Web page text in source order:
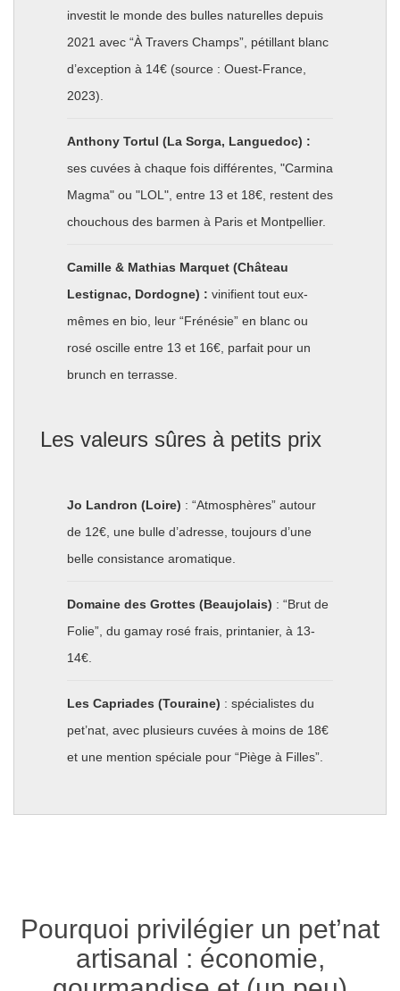
investit le monde des bulles naturelles depuis
2021 avec “À Travers Champs”, pétillant blanc
d’exception à 14€ (source : Ouest-France,
2023).
Anthony Tortul (La Sorga, Languedoc) :
ses cuvées à chaque fois différentes, "Carmina
Magma" ou "LOL", entre 13 et 18€, restent des
chouchous des barmen à Paris et Montpellier.
Camille & Mathias Marquet (Château
Lestignac, Dordogne) : vinifient tout eux-
mêmes en bio, leur “Frénésie” en blanc ou
rosé oscille entre 13 et 16€, parfait pour un
brunch en terrasse.
Les valeurs sûres à petits prix
Jo Landron (Loire) : “Atmosphères” autour
de 12€, une bulle d’adresse, toujours d’une
belle consistance aromatique.
Domaine des Grottes (Beaujolais) : “Brut de
Folie”, du gamay rosé frais, printanier, à 13-
14€.
Les Capriades (Touraine) : spécialistes du
pet’nat, avec plusieurs cuvées à moins de 18€
et une mention spéciale pour “Piège à Filles”.
Pourquoi privilégier un pet’nat
artisanal : économie,